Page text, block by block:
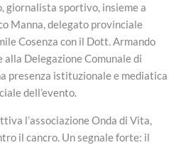
giornalista sportivo, insieme a
Manna, delegato provinciale
Cosenza con il Dott. Armando
Delegazione Comunale di
presenza istituzionale e mediatica
dell’evento.
l’associazione Onda di Vita,
il cancro. Un segnale forte: il